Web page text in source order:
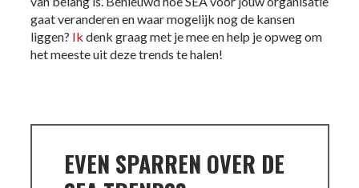
gaat veranderen en waar mogelijk nog de kansen
liggen? Ik denk graag met je mee en help je opweg om
het meeste uit deze trends te halen!
EVEN SPARREN OVER DE